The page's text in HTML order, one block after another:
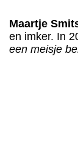
Maartje
en imker. In
een meisje